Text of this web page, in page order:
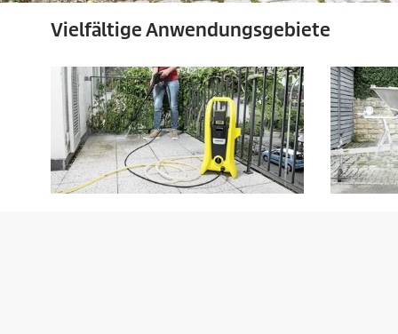
Vielfältige Anwendungsgebiete